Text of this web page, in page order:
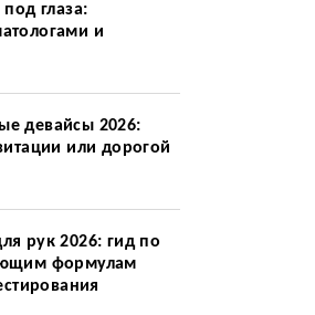
глаза:
и
девайсы 2026:
или дорогой
рук 2026: гид по
формулам